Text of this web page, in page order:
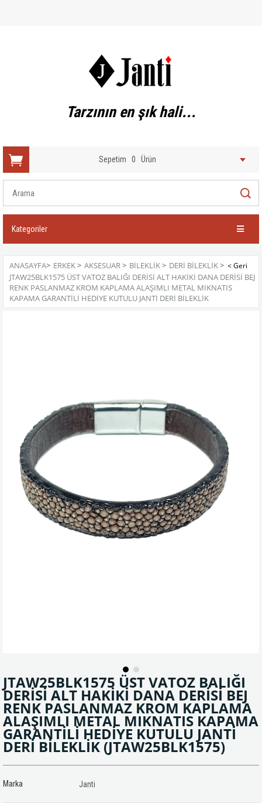
Tarzının en şık hali...
Sepetim 0 Ürün
Kategoriler
ANASAYFA> ERKEK> AKSESUAR> BILEKLIK> DERI BILEKLIK>
JTAW25BLK1575 ÜST VATOZ BALIĞI DERİSİ ALT HAKİKİ DANA DERİSİ BEJ
RENK PASLANMAZ KROM KAPLAMA ALAŞIMLI METAL MIKNATIS
KAPAMA GARANTİLİ HEDİYE KUTULU JANTİ DERİ BİLEKLİK
JTAW25BLK1575 ÜST VATOZ BALIĞI
DERİSİ ALT HAKİKİ DANA DERİSİ BEJ
RENK PASLANMAZ KROM KAPLAMA
ALAŞIMLI METAL MIKNATIS KAPAMA
GARANTİLİ HEDİYE KUTULU JANTİ
DERİ BİLEKLİK (JTAW25BLK1575)
Marka Janti